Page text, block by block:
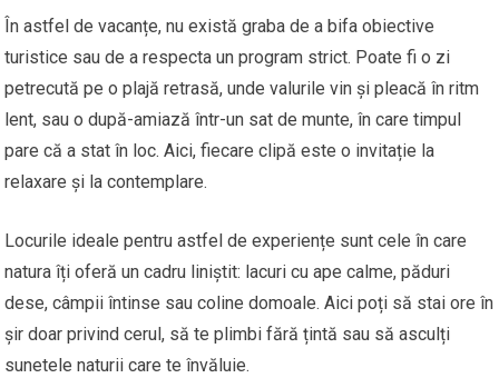
În astfel de vacanțe, nu există graba de a bifa obiective
turistice sau de a respecta un program strict. Poate fi o zi
petrecută pe o plajă retrasă, unde valurile vin și pleacă în ritm
lent, sau o după-amiază într-un sat de munte, în care timpul
pare că a stat în loc. Aici, fiecare clipă este o invitație la
relaxare și la contemplare.
Locurile ideale pentru astfel de experiențe sunt cele în care
natura îți oferă un cadru liniștit: lacuri cu ape calme, păduri
dese, câmpii întinse sau coline domoale. Aici poți să stai ore în
șir doar privind cerul, să te plimbi fără țintă sau să asculți
sunetele naturii care te învăluie.